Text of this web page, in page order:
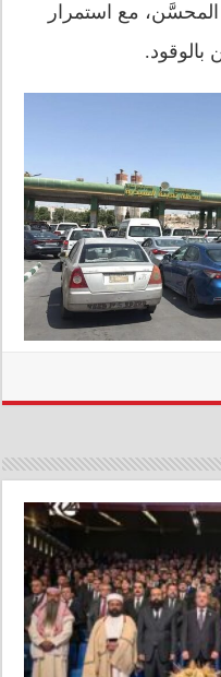
المحسَّن، مع استمرار
بالوقود.